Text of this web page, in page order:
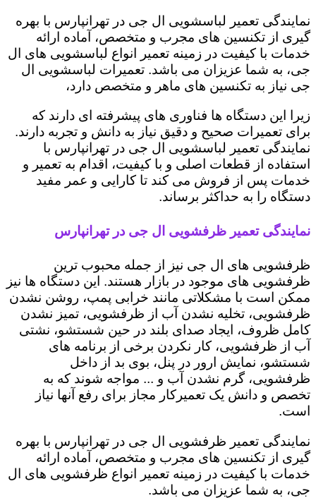
نمایندگی تعمیر لباسشویی ال جی در تهرانپارس با بهره
گیری از تکنسین های مجرب و متخصص، آماده ارائه
خدمات با کیفیت در زمینه تعمیر انواع لباسشویی های ال
جی، به شما عزیزان می باشد. تعمیرات لباسشویی ال
جی نیاز به تکنسین های ماهر و متخصص دارد،
زیرا این دستگاه ها فناوری های پیشرفته ای دارند که
برای تعمیرات صحیح و دقیق نیاز به دانش و تجربه دارند.
نمایندگی تعمیر لباسشویی ال جی در تهرانپارس با
استفاده از قطعات اصلی و با کیفیت، اقدام به تعمیر و
خدمات پس از فروش می کند تا کارایی و عمر مفید
دستگاه را به حداکثر برساند.
نمایندگی تعمیر ظرفشویی ال جی در تهرانپارس
ظرفشویی های ال جی نیز از جمله محبوب ترین
ظرفشویی های موجود در بازار هستند. این دستگاه ها نیز
ممکن است با مشکلاتی مانند خرابی پمپ، روشن نشدن
ظرفشویی، تخلیه نشدن آب از ظرفشویی، تمیز نشدن
کامل ظروف، ایجاد صدای بلند در حین شستشو، نشتی
آب از ظرفشویی، کار نکردن برخی از برنامه های
شستشو، نمایش ارور در پنل، بوی بد از داخل
ظرفشویی، گرم نشدن آب و ... مواجه شوند که به
تخصص و دانش یک تعمیرکار مجاز برای رفع آنها نیاز
است.
نمایندگی تعمیر ظرفشویی ال جی در تهرانپارس با بهره
گیری از تکنسین های مجرب و متخصص، آماده ارائه
خدمات با کیفیت در زمینه تعمیر انواع ظرفشویی های ال
جی، به شما عزیزان می باشد.